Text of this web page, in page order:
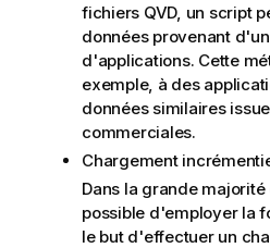
fichiers QVD, un script
données provenant
d'applications. Cette
exemple, à des
données similaires
commerciales.
Chargement
Dans la grande
possible d'employer la
le but d'effectuer un